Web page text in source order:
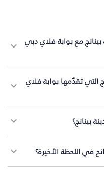
مع بوابة فلاي دبي
التي تقدّمها بوابة فلاي
بينانج؟
في اللحظة الأخيرة؟